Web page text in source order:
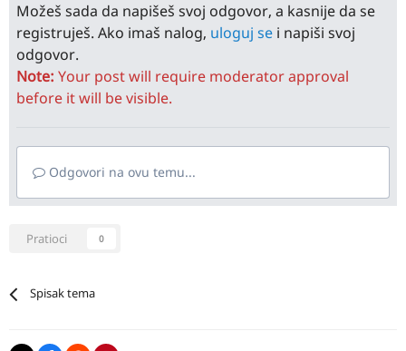
Možeš sada da napišeš svoj odgovor, a kasnije da se
registruješ. Ako imaš nalog, uloguj se i napiši svoj
odgovor.
Note: Your post will require moderator approval
before it will be visible.
Odgovori na ovu temu...
Pratioci 0
Spisak tema